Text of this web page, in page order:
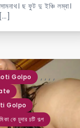
ছ ফুট দু ইঞ্চি লম্বা।
[…]
Golpo , ,
Golpo
, ,
কে চুদার চটি গল্প